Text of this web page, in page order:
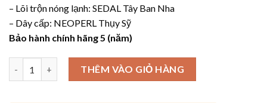
– Lõi trộn nóng lạnh: SEDAL Tây Ban Nha
– Dây cấp: NEOPERL Thụy Sỹ
Bảo hành chính hãng 5 (năm)
THÊM VÀO GIỎ HÀNG